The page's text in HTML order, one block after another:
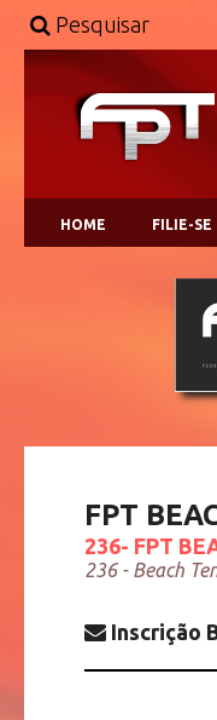
Pesquisar
HOME FILIE-SE
FPT
236- FPT
236 - Beach
Inscrição